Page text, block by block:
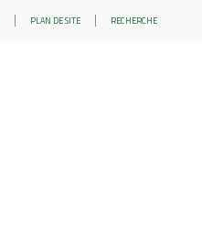
PLAN DE SITE RECHERCHE